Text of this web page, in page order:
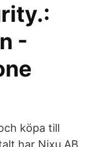
-
köpa till
har Nixu AB